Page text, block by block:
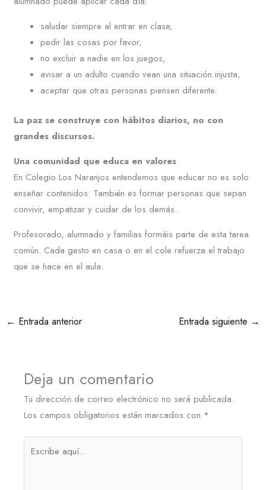
saludar siempre al entrar en clase,
pedir las cosas por favor,
no excluir a nadie en los juegos,
avisar a un adulto cuando vean una situación injusta,
aceptar que otras personas piensen diferente.
La paz se construye con hábitos diarios, no con
grandes discursos.
Una comunidad que educa en valores
En Colegio Los Naranjos entendemos que educar no es solo
enseñar contenidos. También es formar personas que sepan
convivir, empatizar y cuidar de los demás.
Profesorado, alumnado y familias formáis parte de esta tarea
común. Cada gesto en casa o en el cole refuerza el trabajo
que se hace en el aula.
← Entrada anterior Entrada siguiente →
Deja un comentario
Tu dirección de correo electrónico no será publicada.
Los campos obligatorios están marcados con *